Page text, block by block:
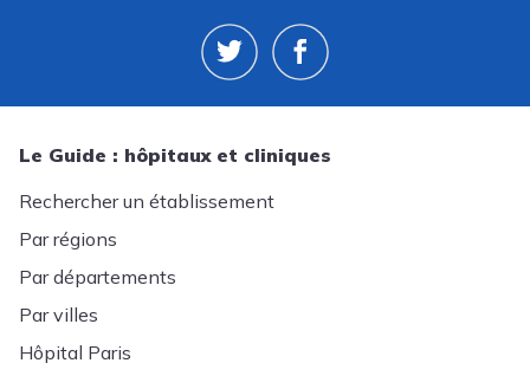
Le Guide : hôpitaux et cliniques
Rechercher un établissement
Par régions
Par départements
Par villes
Hôpital Paris